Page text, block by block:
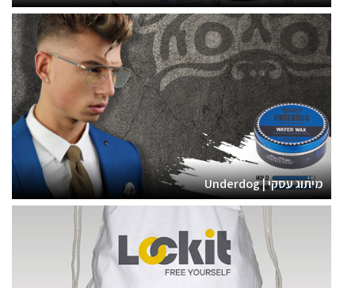
מיתוג עסקי | Underdog